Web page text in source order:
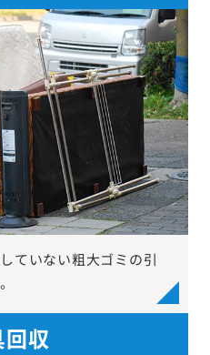
ていない粗大ゴミの引
収